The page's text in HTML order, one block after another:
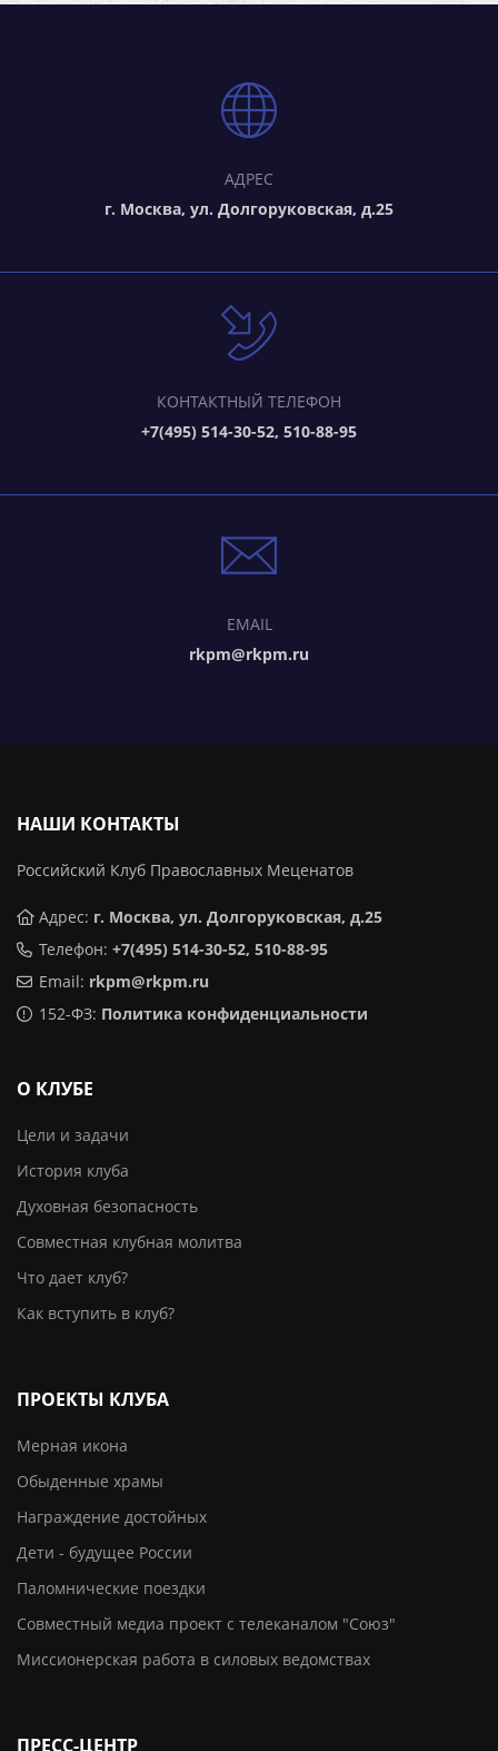
АДРЕС
г. Москва, ул. Долгоруковская, д.25
КОНТАКТНЫЙ ТЕЛЕФОН
+7(495) 514-30-52, 510-88-95
EMAIL
rkpm@rkpm.ru
НАШИ КОНТАКТЫ
Российский Клуб Православных Меценатов
Адрес: г. Москва, ул. Долгоруковская, д.25
Телефон: +7(495) 514-30-52, 510-88-95
Email: rkpm@rkpm.ru
152-ФЗ: Политика конфиденциальности
О КЛУБЕ
Цели и задачи
История клуба
Духовная безопасность
Совместная клубная молитва
Что дает клуб?
Как вступить в клуб?
ПРОЕКТЫ КЛУБА
Мерная икона
Обыденные храмы
Награждение достойных
Дети - будущее России
Паломнические поездки
Совместный медиа проект с телеканалом "Союз"
Миссионерская работа в силовых ведомствах
ПРЕСС-ЦЕНТР